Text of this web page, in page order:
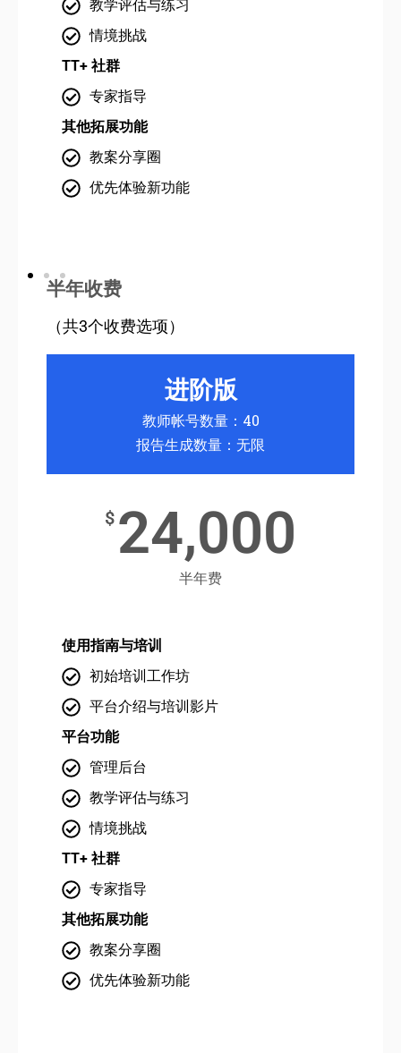
教学评估与练习
情境挑战
TT+ 社群
专家指导
其他拓展功能
教案分享圈
优先体验新功能
半年收费
（共3个收费选项）
进阶版
教师帐号数量：40
报告生成数量：无限
$ 24,000
半年费
使用指南与培训
初始培训工作坊
平台介绍与培训影片
平台功能
管理后台
教学评估与练习
情境挑战
TT+ 社群
专家指导
其他拓展功能
教案分享圈
优先体验新功能